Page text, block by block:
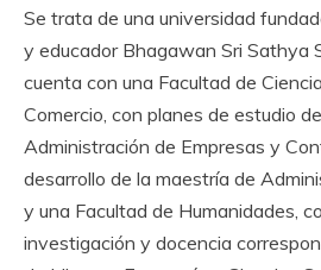
Se trata de una universidad
y educador Bhagawan Sri Sathya
cuenta con una Facultad de
Comercio, con planes de estudio
Administración de Empresas y
desarrollo de la maestría de
y una Facultad de Humanidades,
investigación y docencia